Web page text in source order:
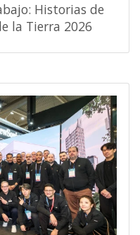
Historias de
la Tierra 2026